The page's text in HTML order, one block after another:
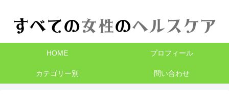
HOME プロフィール
カテゴリー別 問い合わせ